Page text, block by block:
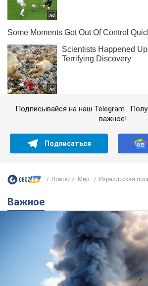
Подписывайся на наш Telegram .
важное!
Подписаться
Новости. Мир Израильская
Важное